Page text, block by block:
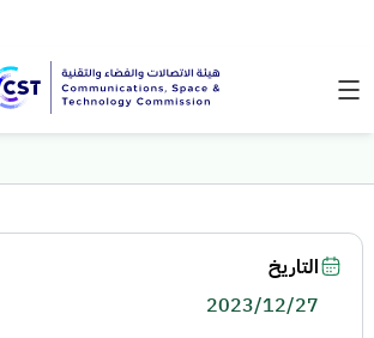
التاريخ
2023/12/27